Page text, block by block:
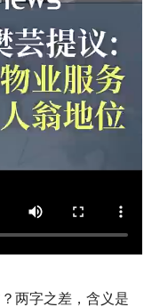
两字之差，含义是